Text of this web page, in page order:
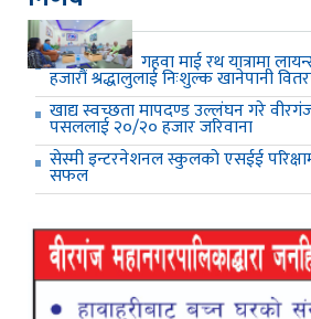
गहवा माई रथ यात्रामा
हजारौं श्रद्धालुलाई निःशुल्क खानेपानी
खाद्य स्वच्छता मापदण्ड उल्लंघन गरे
पसललाई २०/२० हजार जरिवाना
सेस्मी इन्टरनेशनल स्कुलको एसईई
सफल